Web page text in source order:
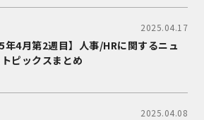
2025.04.17
年4月第2週目】人事/HRに関するニュ
ピックスまとめ
2025.04.08